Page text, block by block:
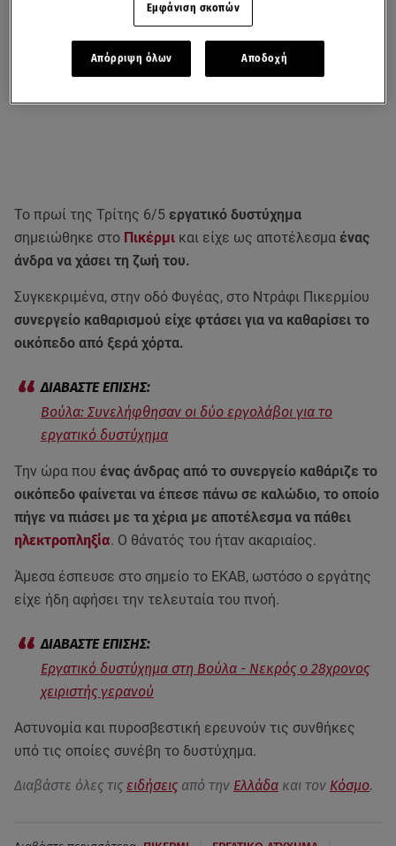
Το πρωί της Τρίτης 6/5 εργατικό δυστύχημα
σημειώθηκε στο Πικέρμι και είχε ως αποτέλεσμα ένας
άνδρα να χάσει τη ζωή του.
Συγκεκριμένα, στην οδό Φυγέας, στο Ντράφι Πικερμίου
συνεργείο καθαρισμού είχε φτάσει για να καθαρίσει το
οικόπεδο από ξερά χόρτα.
Βούλα: Συνελήφθησαν οι δύο εργολάβοι για το
εργατικό δυστύχημα
Την ώρα που ένας άνδρας από το συνεργείο καθάριζε το
οικόπεδο φαίνεται να έπεσε πάνω σε καλώδιο, το οποίο
πήγε να πιάσει με τα χέρια με αποτέλεσμα να πάθει
ηλεκτροπληξία. Ο θάνατός του ήταν ακαριαίος.
Άμεσα έσπευσε στο σημείο το ΕΚΑΒ, ωστόσο ο εργάτης
είχε ήδη αφήσει την τελευταία του πνοή.
Εργατικό δυστύχημα στη Βούλα - Νεκρός ο 28χρονος
χειριστής γερανού
Αστυνομία και πυροσβεστική ερευνούν τις συνθήκες
υπό τις οποίες συνέβη το δυστύχημα.
Διαβάστε όλες τις ειδήσεις από την Ελλάδα και τον Κόσμο.
Εμφάνιση σκοπών
Απόρριψη όλων Αποδοχή